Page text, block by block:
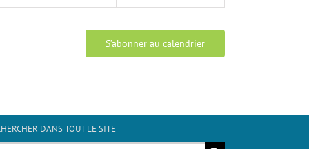
S’abonner au calendrier
DANS TOUT LE SITE